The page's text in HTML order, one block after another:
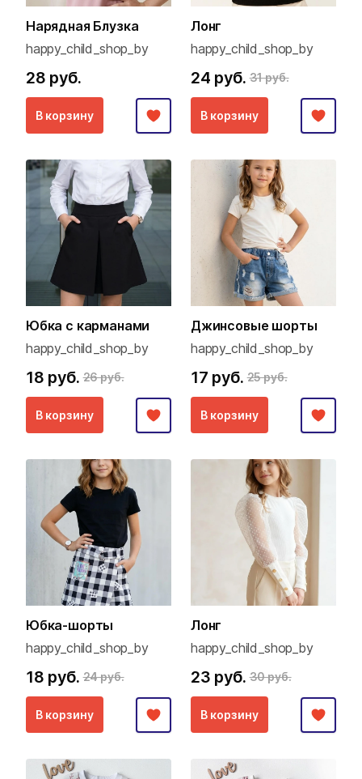
Нарядная Блузка
happy_child_shop_by
28 руб.
В корзину
Лонг
happy_child_shop_by
24 руб. 31 руб.
В корзину
Юбка с карманами
happy_child_shop_by
18 руб. 26 руб.
В корзину
Джинсовые шорты
happy_child_shop_by
17 руб. 25 руб.
В корзину
Юбка-шорты
happy_child_shop_by
18 руб. 24 руб.
В корзину
Лонг
happy_child_shop_by
23 руб. 30 руб.
В корзину